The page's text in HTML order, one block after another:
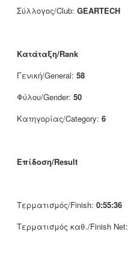
Σύλλογος/Club: GEARTECH
Κατάταξη/Rank
Γενική/General: 58
Φύλου/Gender: 50
Κατηγορίας/Category: 6
Επίδοση/Result
Τερματισμός/Finish: 0:55:36
Τερματισμός καθ./Finish Net: